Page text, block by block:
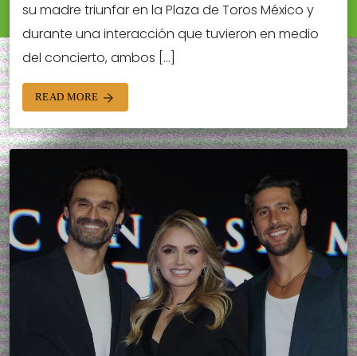
su madre triunfar en la Plaza de Toros México y
durante una interacción que tuvieron en medio
del concierto, ambos […]
READ MORE arrow_forward